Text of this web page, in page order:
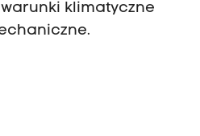
klimatyczne